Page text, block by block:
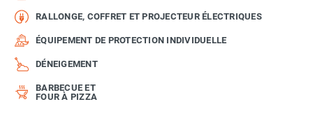
RALLONGE, COFFRET ET PROJECTEUR ÉLECTRIQUES
ÉQUIPEMENT DE PROTECTION INDIVIDUELLE
DÉNEIGEMENT
BARBECUE ET
FOUR À PIZZA